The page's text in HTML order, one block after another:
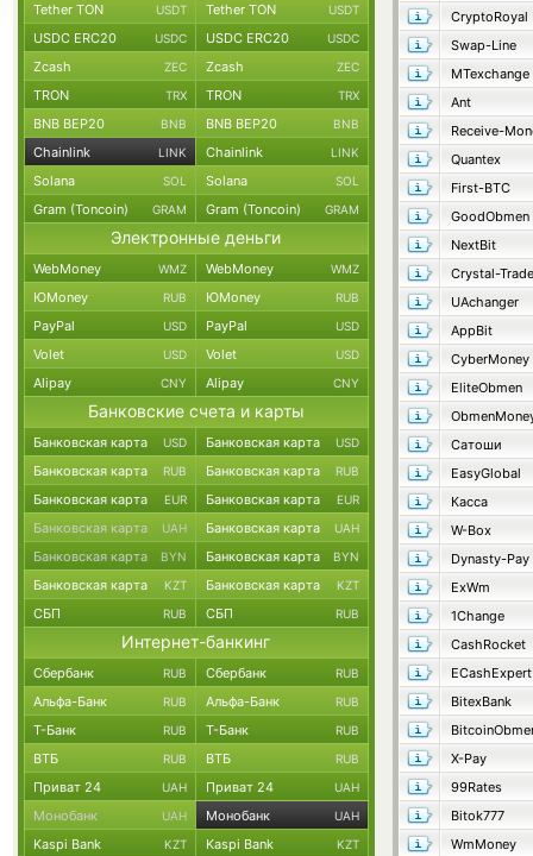
CryptoRoyal
Swap-Line
MTexchange
Ant
Receive-
Quantex
First-BTC
GoodObmen
NextBit
Crystal-Trade
UAchanger
AppBit
CyberMoney
EliteObmen
Сатоши
EasyGlobal
Касса
W-Box
Dynasty-Pay
ExWm
1Change
CashRocket
ECashExpert
BitexBank
X-Pay
99Rates
Bitok777
WmMoney
Tether TON USDT Tether TON USDT
USDC ERC20 USDC USDC ERC20 USDC
Zcash ZEC Zcash ZEC
TRON TRX TRON TRX
BNB BEP20 BNB BNB BEP20 BNB
Chainlink LINK Chainlink LINK
Solana SOL Solana SOL
Gram (Toncoin) GRAM Gram (Toncoin) GRAM
Электронные деньги
WebMoney WMZ WebMoney WMZ
ЮMoney RUB ЮMoney RUB
PayPal USD PayPal USD
Volet USD Volet USD
Alipay CNY Alipay CNY
Банковские счета и карты
Банковская карта USD Банковская карта USD
Банковская карта RUB Банковская карта RUB
Банковская карта EUR Банковская карта EUR
Банковская карта UAH Банковская карта UAH
Банковская карта BYN Банковская карта BYN
Банковская карта KZT Банковская карта KZT
СБП RUB СБП RUB
Интернет-банкинг
Сбербанк RUB Сбербанк RUB
Альфа-Банк RUB Альфа-Банк RUB
Т-Банк RUB Т-Банк RUB
ВТБ RUB ВТБ RUB
Приват 24 UAH Приват 24 UAH
Монобанк UAH Монобанк UAH
Kaspi Bank KZT Kaspi Bank KZT